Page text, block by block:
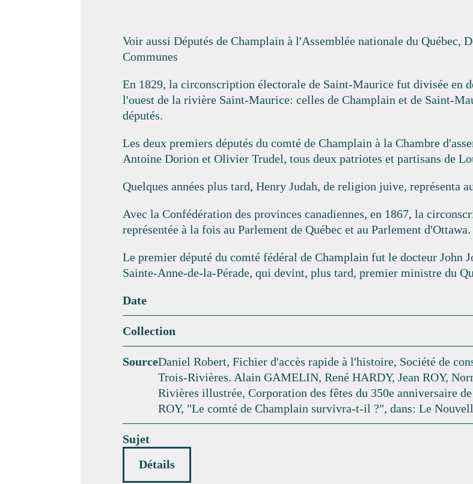
Voir aussi Députés de Champlain à l'Assemblée nationale du Québec,
Communes
En 1829, la circonscription électorale de Saint-Maurice fut divisée en
l'ouest de la rivière Saint-Maurice: celles de Champlain et de Saint-
députés.
Les deux premiers députés du comté de Champlain à la Chambre
Antoine Dorion et Olivier Trudel, tous deux patriotes et partisans de
Quelques années plus tard, Henry Judah, de religion juive, représenta
Avec la Confédération des provinces canadiennes, en 1867, la
représentée à la fois au Parlement de Québec et au Parlement d'Ottawa.
Le premier député du comté fédéral de Champlain fut le docteur John
Sainte-Anne-de-la-Pérade, qui devint, plus tard, premier ministre du
Date
Collection
SourceDaniel Robert, Fichier d'accès rapide à l'histoire, Société de
Trois-Rivières. Alain GAMELIN, René HARDY, Jean ROY,
Rivières illustrée, Corporation des fêtes du 350e anniversaire
ROY, "Le comté de Champlain survivra-t-il ?", dans: Le
Sujet
Détails